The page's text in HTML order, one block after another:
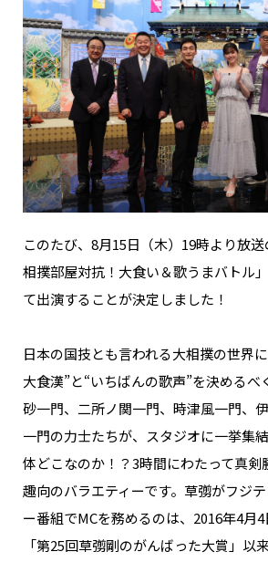
このたび、8月15日（木）19時より放
相撲部屋対抗！大食い＆歌うまバトル
て出演することが決定しました！
日本の国技とも言われる大相撲の世界
大食漢”と“いちばんの歌声”を決めるべ
砂一門、二所ノ関一門、時津風一門、
一門の力士たちが、スタジオに一挙集
体どこなのか！？3時間にわたって真
趣向のバラエティーです。草彅がフジ
ー番組でMCを務めるのは、2016年4月
「第25回草彅剛のがんばった大賞」以